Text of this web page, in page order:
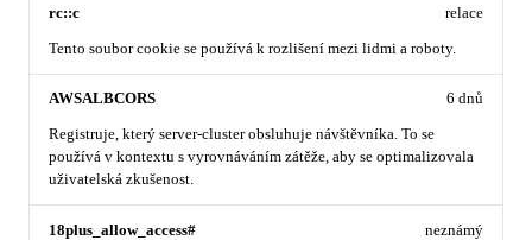
rc::c
Tento soubor cookie se používá k rozlišení mezi lidmi a roboty.
relace
AWSALBCORS
Registruje, který server-cluster obsluhuje návštěvníka. To se
používá v kontextu s vyrovnáváním zátěže, aby se optimalizovala
uživatelská zkušenost.
6 dnů
18plus_allow_access# neznámý